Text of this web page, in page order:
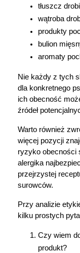
tłuszcz
wątroba
produkty
bulion
aromaty
Nie każdy z tych
dla konkretnego
ich obecność
źródeł
Warto również
więcej pozycji
ryzyko obecności
alergika
przejrzystej
surowców.
Przy analizie
kilku prostych
Czy wiem
produkt?